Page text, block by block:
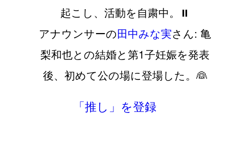
起こし、活動を自粛中。⏸️
アナウンサーの田中みな実さん: 亀
梨和也との結婚と第1子妊娠を発表
後、初めて公の場に登場した。👰
「推し」を登録